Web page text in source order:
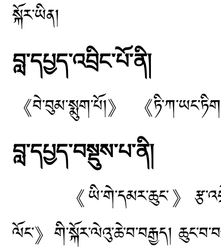
སྐོར་ཡིན།
བླ་དཔྱད་འབྲིང་པོ་ནི།
《བེ་བུམ་སྨུག་པོ།》 《
བླ་དཔྱད་བསྡུས་པ་ནི།
《ཡི་གེ་དམར་ཆུང་》
ལོང་》གི་སྐོར་ལེའུ་ཆེ་བ་བརྒྱད།